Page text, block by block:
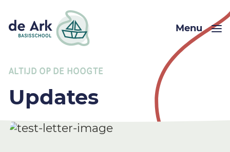
Menu
ALTIJD OP DE HOOGTE
Updates